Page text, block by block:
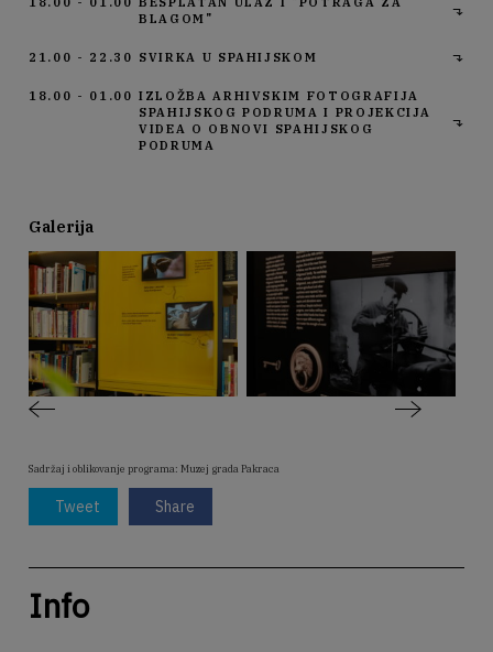
BLAGOM"
21.00 - 22.30 SVIRKA U SPAHIJSKOM
18.00 - 01.00 IZLOŽBA ARHIVSKIM FOTOGRAFIJA
SPAHIJSKOG PODRUMA I PROJEKCIJA
VIDEA O OBNOVI SPAHIJSKOG
PODRUMA
Galerija
Sadržaj i oblikovanje programa: Muzej grada Pakraca
Tweet Share
Info